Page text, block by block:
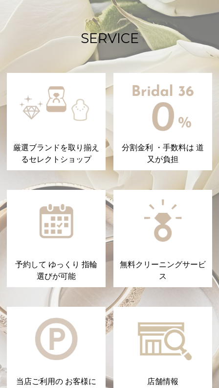
SERVICE
厳選ブランドを取り揃え
るセレクトショップ
分割金利 ・手数料は 道
又が負担
予約して ゆっくり 指輪
選びが可能
無料クリーニングサービ
ス
当店ご利用の お客様に
店舗情報